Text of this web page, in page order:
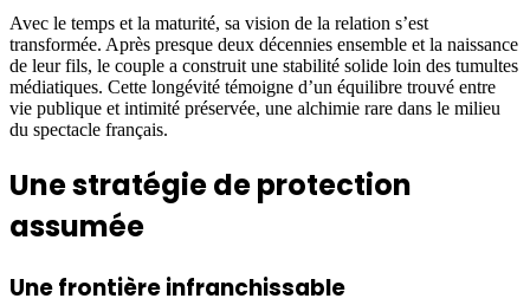
Avec le temps et la maturité, sa vision de la relation s’est
transformée. Après presque deux décennies ensemble et la naissance
de leur fils, le couple a construit une stabilité solide loin des tumultes
médiatiques. Cette longévité témoigne d’un équilibre trouvé entre
vie publique et intimité préservée, une alchimie rare dans le milieu
du spectacle français.
Une stratégie de protection
assumée
Une frontière infranchissable